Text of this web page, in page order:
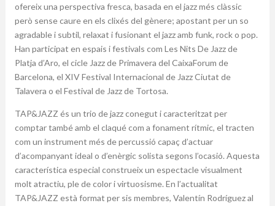
ofereix una perspectiva fresca, basada en el jazz més clàssic
però sense caure en els clixés del gènere; apostant per un so
agradable i subtil, relaxat i fusionant el jazz amb funk, rock o pop.
Han participat en espais i festivals com Les Nits De Jazz de
Platja d’Aro, el cicle Jazz de Primavera del CaixaForum de
Barcelona, el XIV Festival Internacional de Jazz Ciutat de
Talavera o el Festival de Jazz de Tortosa.
TAP&JAZZ és un trio de jazz conegut i caracteritzat per
comptar també amb el claqué com a fonament rítmic, el tracten
com un instrument més de percussió capaç d’actuar
d’acompanyant ideal o d’enèrgic solista segons l’ocasió. Aquesta
característica especial construeix un espectacle visualment
molt atractiu, ple de color i virtuosisme. En l’actualitat
TAP&JAZZ està format per sis membres, Valentín Rodríguez al